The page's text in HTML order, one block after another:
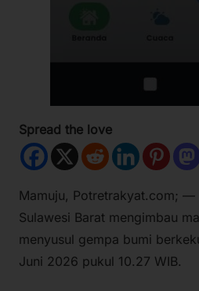
Spread the love
Mamuju, Potretrakyat.com; —
Sulawesi Barat mengimbau
menyusul gempa bumi
Juni 2026 pukul 10.27 WIB.